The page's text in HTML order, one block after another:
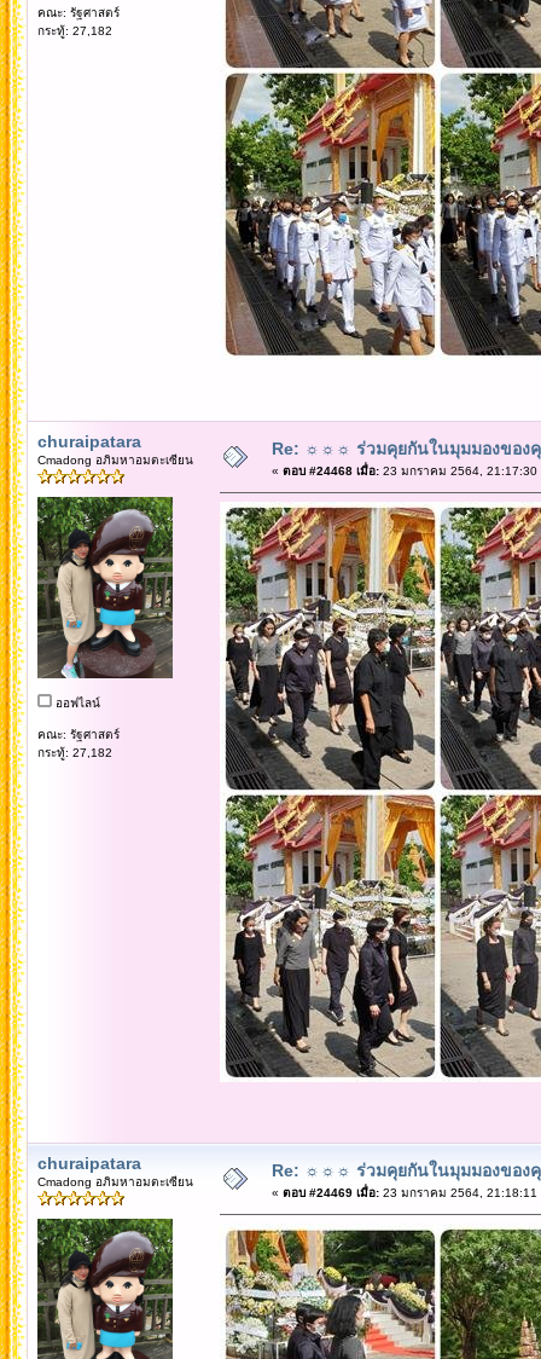
คณะ: รัฐศาสตร์
กระทู้: 27,182
churaipatara
Cmadong อภิมหาอมตะเซียน
ออฟไลน์
คณะ: รัฐศาสตร์
กระทู้: 27,182
Re: ☼☼☼ ร่วมคุยกันในมุมมองของ
« ตอบ #24468 เมื่อ:23 มกราคม 2564, 21:17:30
churaipatara
Cmadong อภิมหาอมตะเซียน
Re: ☼☼☼ ร่วมคุยกันในมุมมองของ
« ตอบ #24469 เมื่อ:23 มกราคม 2564, 21:18:11